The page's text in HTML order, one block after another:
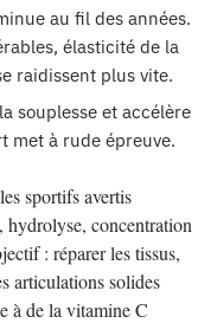
au fil des années.
élasticité de la
raidissent plus vite.
souplesse et accélère
met à rude épreuve.
sportifs avertis
hydrolyse, concentration
: réparer les tissus,
articulations solides
à de la vitamine C